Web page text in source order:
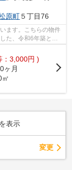
原町５丁目76
ます。こちらの物件
た、令和6年築とな
：3,000円 )
0ヶ月
表示
変更